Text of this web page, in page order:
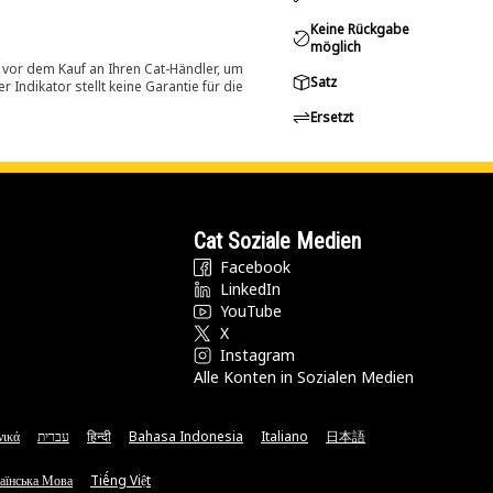
dem Kauf an Ihren Cat-Händler, um
Indikator stellt keine Garantie für die
Keine Rückgabe
möglich
Satz
Ersetzt
Cat Soziale Medien
Facebook
LinkedIn
YouTube
X
Instagram
Alle Konten in Sozialen Medien
עברית हिन्दी Bahasa Indonesia Italiano 日本語
Мова Tiếng Việt